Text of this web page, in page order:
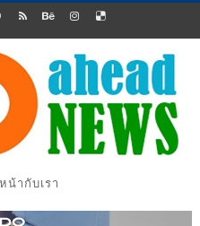
น้ากับเรา